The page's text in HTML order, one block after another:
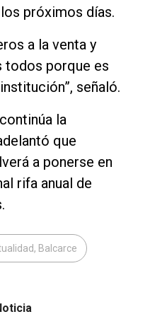
próximos días.
a la venta y
todos porque es
señaló.
la
que
a ponerse en
rifa anual de
Balcarce